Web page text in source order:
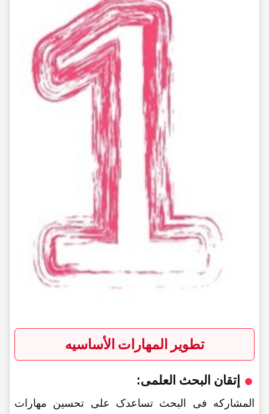
تطویر المهارات الأساسیه
إتقان البحث العلمی:
المشارکه فی البحث تساعدک على تحسین مهارات